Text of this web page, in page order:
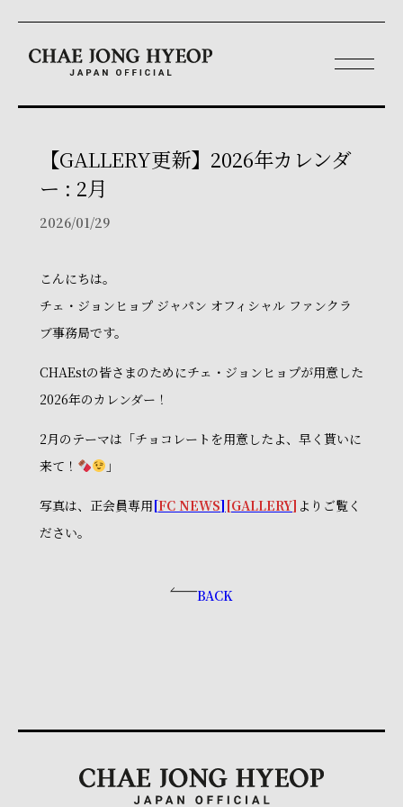
【GALLERY更新】2026年カレンダ
ー : 2月
2026/01/29
こんにちは。
チェ・ジョンヒョプ ジャパン オフィシャル ファンクラ
ブ事務局です。
CHAEstの皆さまのためにチェ・ジョンヒョプが用意した
2026年のカレンダー！
2月のテーマは「チョコレートを用意したよ、早く貰いに
来て！
」
写真は、正会員専用[FC NEWS] [GALLERY] よりご覧く
ださい。
BACK